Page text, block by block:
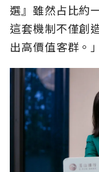
選』雖然占比約
這套機制不僅創
出高價值客群。」